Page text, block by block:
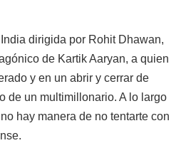
dirigida por Rohit Dhawan,
de Kartik Aaryan, a quien
y en un abrir y cerrar de
de un multimillonario. A lo largo
no hay manera de no tentarte con